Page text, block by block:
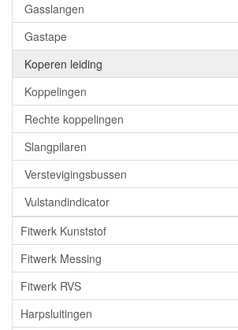
Gasslangen
Gastape
Koperen leiding
Koppelingen
Rechte koppelingen
Slangpilaren
Verstevigingsbussen
Vulstandindicator
Fitwerk Kunststof
Fitwerk Messing
Fitwerk RVS
Harpsluitingen